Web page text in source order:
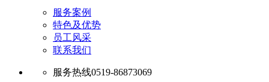
服务案例
特色及优势
员工风采
联系我们
服务热线0519-86873069